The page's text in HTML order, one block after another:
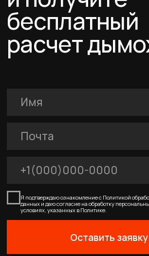
Избранное
Корзина